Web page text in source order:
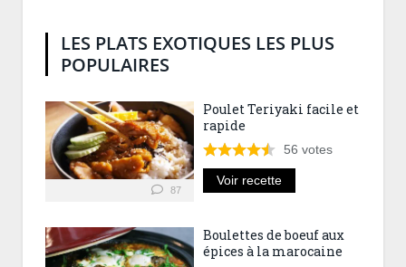
LES PLATS EXOTIQUES LES PLUS
POPULAIRES
87
Poulet Teriyaki facile et
rapide
56 votes
Voir recette
Boulettes de boeuf aux
épices à la marocaine